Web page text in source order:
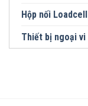
Hộp nối Loadcell
Thiết bị ngoại vi